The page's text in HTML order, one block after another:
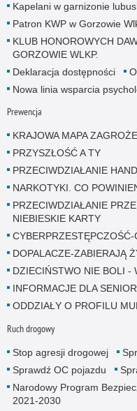
Kapelani w garnizonie
Patron KWP w Gorzowie
KLUB HONOROWYCH
GORZOWIE WLKP.
Deklaracja dostępności
Nowa linia wsparcia
Prewencja
KRAJOWA MAPA
PRZYSZŁOŚĆ A TY
PRZECIWDZIAŁANIE
NARKOTYKI. CO
PRZECIWDZIAŁANIE
NIEBIESKIE KARTY
DOPALACZE-ZABIERAJĄ
DZIECIŃSTWO NIE BOLI -
INFORMACJE DLA
ODDZIAŁY O PROFILU
Ruch drogowy
Stop agresji drogowej
Sprawdź OC pojazdu
Narodowy Program
2021-2030